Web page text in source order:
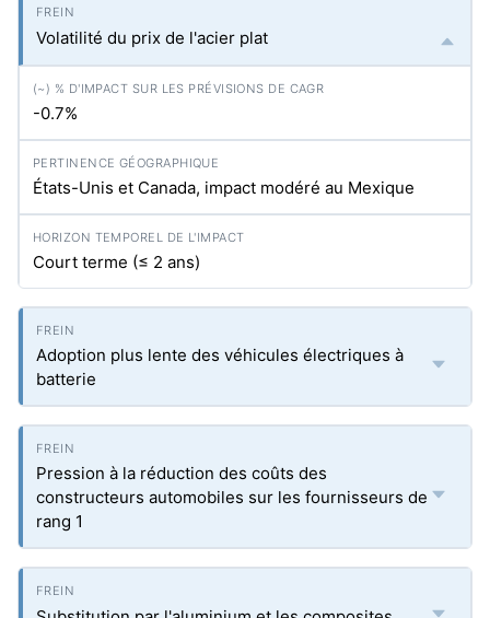
Volatilité du prix de l'acier plat
-0.7%
États-Unis et Canada, impact modéré au Mexique
Court terme (≤ 2 ans)
Adoption plus lente des véhicules électriques à
batterie
Pression à la réduction des coûts des
constructeurs automobiles sur les fournisseurs de
rang 1